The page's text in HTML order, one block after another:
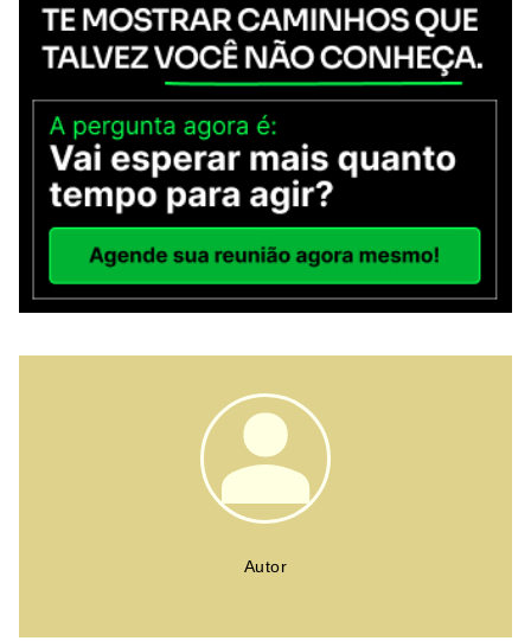
Autor